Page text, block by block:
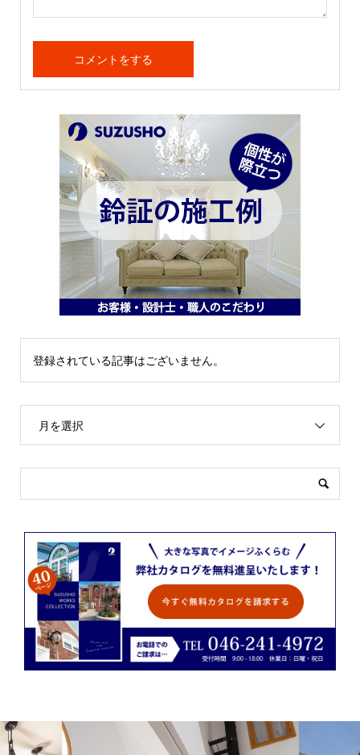
登録されている記事はございません。
月を選択